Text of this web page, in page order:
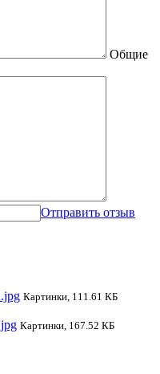
Общие
Отправить отзыв
Картинки, 111.61 КБ
Картинки, 167.52 КБ